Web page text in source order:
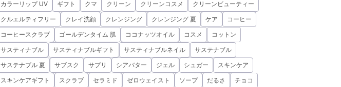
カラーリップ UV ギフト クマ クリーン クリーンコスメ クリーンビューティー
クルエルティフリー クレイ洗顔 クレンジング クレンジング 夏 ケア コーヒー
コーヒースクラブ ゴールデンタイム 肌 ココナッツオイル コスメ コットン
サスティナブル サスティナブルギフト サスティナブルネイル サステナブル
サステナブル 夏 サブスク サプリ シアバター ジェル シュガー スキンケア
スキンケアギフト スクラブ セラミド ゼロウェイスト ソープ だるさ チョコ